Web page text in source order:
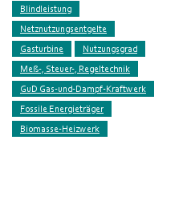
Blindleistung
Netznutzungsentgelte
Gasturbine
Nutzungsgrad
Meß-, Steuer-, Regeltechnik
GuD Gas-und-Dampf-Kraftwerk
Fossile Energieträger
Biomasse-Heizwerk